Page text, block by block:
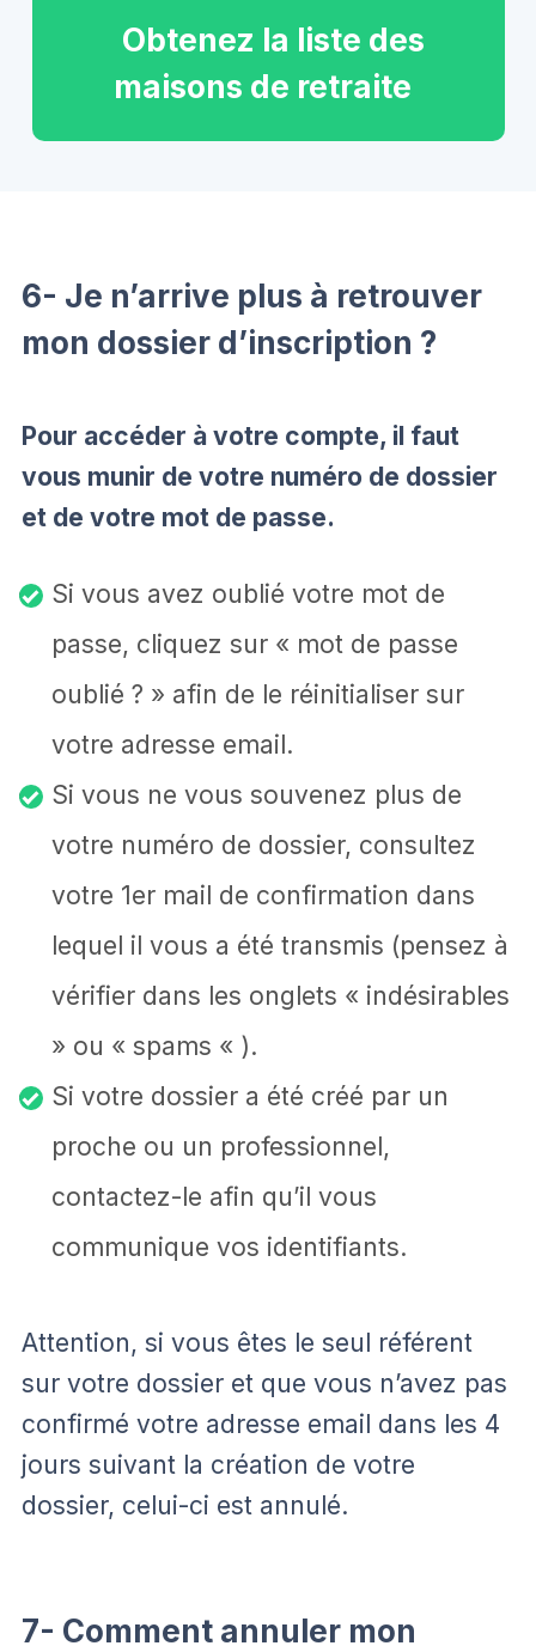
Obtenez la liste des
maisons de retraite
6- Je n’arrive plus à retrouver
mon dossier d’inscription ?
Pour accéder à votre compte, il faut
vous munir de votre numéro de dossier
et de votre mot de passe.
Si vous avez oublié votre mot de
passe, cliquez sur « mot de passe
oublié ? » afin de le réinitialiser sur
votre adresse email.
Si vous ne vous souvenez plus de
votre numéro de dossier, consultez
votre 1er mail de confirmation dans
lequel il vous a été transmis (pensez à
vérifier dans les onglets « indésirables
» ou « spams « ).
Si votre dossier a été créé par un
proche ou un professionnel,
contactez-le afin qu’il vous
communique vos identifiants.
Attention, si vous êtes le seul référent
sur votre dossier et que vous n’avez pas
confirmé votre adresse email dans les 4
jours suivant la création de votre
dossier, celui-ci est annulé.
7- Comment annuler mon